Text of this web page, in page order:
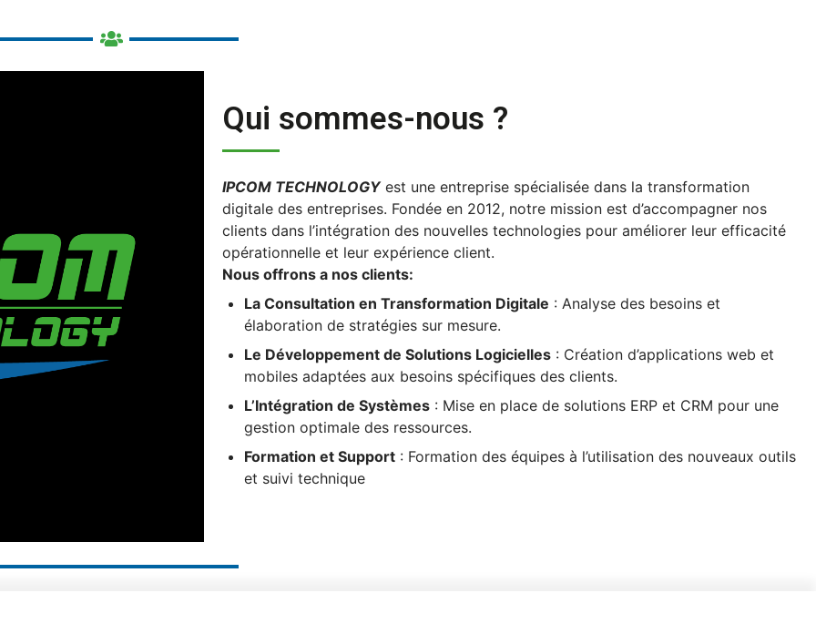
Qui sommes-nous ?
IPCOM TECHNOLOGY est une entreprise spécialisée dans la transformation
digitale des entreprises. Fondée en 2012, notre mission est d’accompagner nos
clients dans l’intégration des nouvelles technologies pour améliorer leur efficacité
opérationnelle et leur expérience client.
Nous offrons a nos clients:
La Consultation en Transformation Digitale : Analyse des besoins et
élaboration de stratégies sur mesure.
Le Développement de Solutions Logicielles : Création d’applications web et
mobiles adaptées aux besoins spécifiques des clients.
L’Intégration de Systèmes : Mise en place de solutions ERP et CRM pour une
gestion optimale des ressources.
Formation et Support : Formation des équipes à l’utilisation des nouveaux outils
et suivi technique